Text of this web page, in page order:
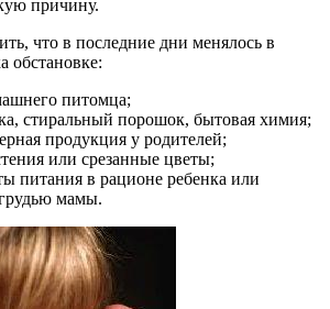
причину.
что в последние дни менялось в
обстановке:
питомца;
стиральный порошок, бытовая химия;
продукция у родителей;
или срезанные цветы;
питания в рационе ребенка или
мамы.